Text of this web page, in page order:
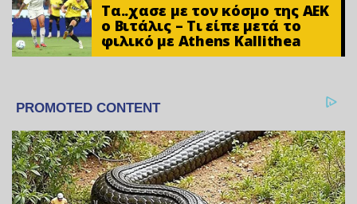
Τα..χασε με τον κόσμο της ΑΕΚ
ο Βιτάλις – Τι είπε μετά το
φιλικό με Athens Kallithea